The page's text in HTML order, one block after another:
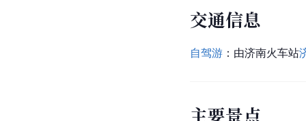
交通信息
自驾游 ：由济南火车站
主要景点